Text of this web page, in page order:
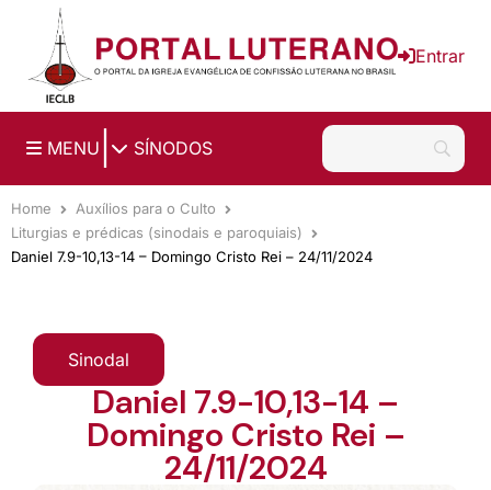
Ir para o conteúdo principal
Entrar
MENU SÍNODOS
Home
Auxílios para o Culto
Liturgias e prédicas (sinodais e paroquiais)
Daniel 7.9-10,13-14 – Domingo Cristo Rei – 24/11/2024
Sinodal
Daniel 7.9-10,13-14 –
Domingo Cristo Rei –
24/11/2024